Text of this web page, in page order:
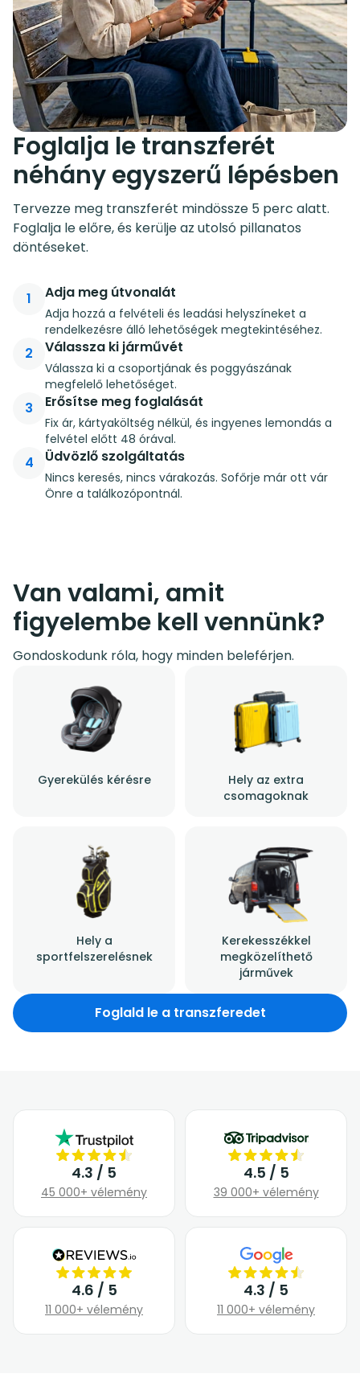
Foglalja le transzferét
néhány egyszerű lépésben
Tervezze meg transzferét mindössze 5 perc alatt.
Foglalja le előre, és kerülje az utolsó pillanatos
döntéseket.
1 Adja meg útvonalát
Adja hozzá a felvételi és leadási helyszíneket a
rendelkezésre álló lehetőségek megtekintéséhez.
2 Válassza ki járművét
Válassza ki a csoportjának és poggyászának
megfelelő lehetőséget.
3 Erősítse meg foglalását
Fix ár, kártyaköltség nélkül, és ingyenes lemondás a
felvétel előtt 48 órával.
4 Üdvözlő szolgáltatás
Nincs keresés, nincs várakozás. Sofőrje már ott vár
Önre a találkozópontnál.
Van valami, amit
figyelembe kell vennünk?
Gondoskodunk róla, hogy minden beleférjen.
Gyerekülés kérésre
Hely az extra
csomagoknak
Hely a
sportfelszerelésnek
Kerekesszékkel
megközelíthető
járművek
Foglald le a transzferedet
4.3 / 5
45 000+ vélemény
4.5 / 5
39 000+ vélemény
4.6 / 5
11 000+ vélemény
4.3 / 5
11 000+ vélemény